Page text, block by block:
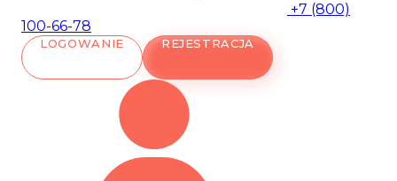
+7 (800)
100-66-78
LOGOWANIE REJESTRACJA